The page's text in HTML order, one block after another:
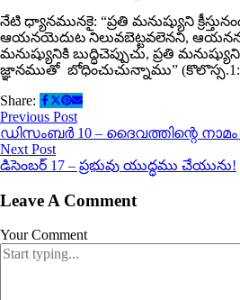
నేటి ధ్యానమునకై: “ప్రతి మనుష్యుని
ఆయనయెదుట నిలువబెట్టవలెనని, ఆయనను
మనుష్యునికి బుద్ధిచెప్పుచు, ప్రతి
జ్ఞానముతో బోధించుచున్నాము”
Share:
Previous Post
ഡിസംബർ 10 – ദൈവത്തിന്റെ നാമം
Next Post
డిసెంబర్ 17 – ప్రభువు యుద్ధము చేయును!
Leave A Comment
Your Comment